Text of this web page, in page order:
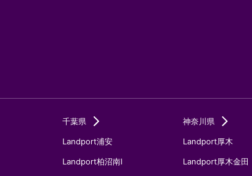
千葉県
Landport浦安
Landport柏沼南Ⅰ
神奈川県
Landport厚木
Landport厚木金田